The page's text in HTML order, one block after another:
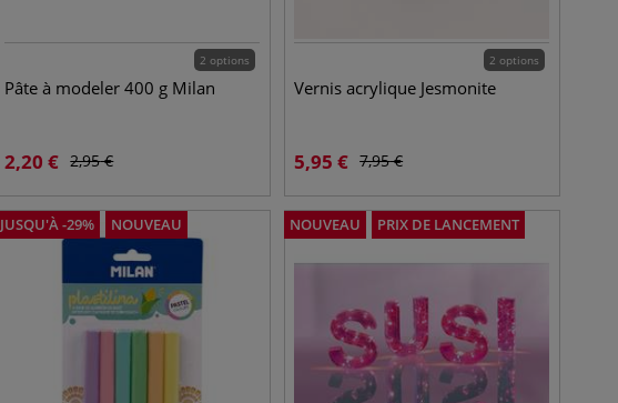
2 options
Pâte à modeler 400 g Milan
2,20 € 2,95€
2 options
Vernis acrylique Jesmonite
5,95 € 7,95€
JUSQU'À-29% NOUVEAU NOUVEAU PRIX DE LANCEMENT